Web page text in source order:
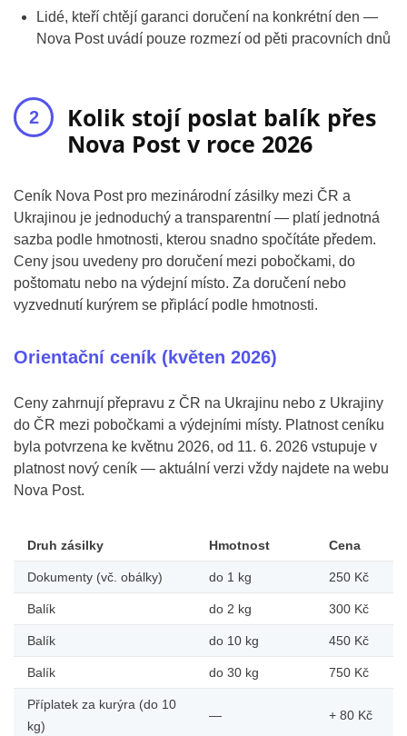
Lidé, kteří chtějí garanci doručení na konkrétní den —
Nova Post uvádí pouze rozmezí od pěti pracovních dnů
Kolik stojí poslat balík přes
Nova Post v roce 2026
Ceník Nova Post pro mezinárodní zásilky mezi ČR a
Ukrajinou je jednoduchý a transparentní — platí jednotná
sazba podle hmotnosti, kterou snadno spočítáte předem.
Ceny jsou uvedeny pro doručení mezi pobočkami, do
poštomatu nebo na výdejní místo. Za doručení nebo
vyzvednutí kurýrem se připlácí podle hmotnosti.
Orientační ceník (květen 2026)
Ceny zahrnují přepravu z ČR na Ukrajinu nebo z Ukrajiny
do ČR mezi pobočkami a výdejními místy. Platnost ceníku
byla potvrzena ke květnu 2026, od 11. 6. 2026 vstupuje v
platnost nový ceník — aktuální verzi vždy najdete na webu
Nova Post.
Druh zásilky Hmotnost Cena
Dokumenty (vč. obálky) do 1 kg 250 Kč
Balík do 2 kg 300 Kč
Balík do 10 kg 450 Kč
Balík do 30 kg 750 Kč
Příplatek za kurýra (do 10
kg)
— + 80 Kč